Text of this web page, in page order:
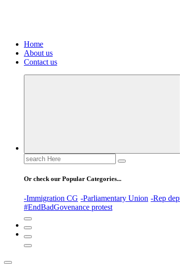
Home
About us
Contact us
Search
for:
Or check our Popular Categories...
-Immigration CG -Parliamentary Union -Rep
#EndBadGovenance protest